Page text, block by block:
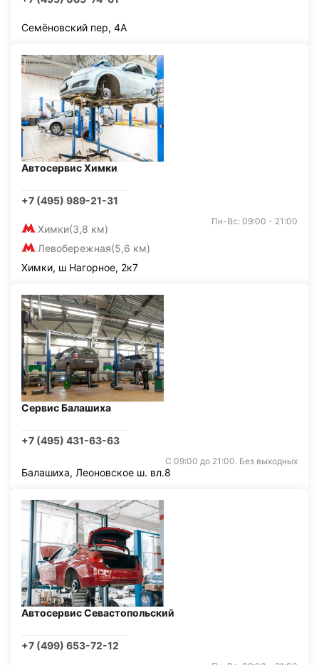
Семёновский пер, 4А
Автосервис Химки
+7 (495) 989-21-31
Химки(3,8 км)
Левобережная(5,6 км)
Пн-Вс: 09:00 - 21:00
Химки, ш Нагорное, 2к7
Сервис Балашиха
+7 (495) 431-63-63
С 09:00 до 21:00. Без выходных
Балашиха, Леоновское ш. вл.8
Автосервис Севастопольский
+7 (499) 653-72-12